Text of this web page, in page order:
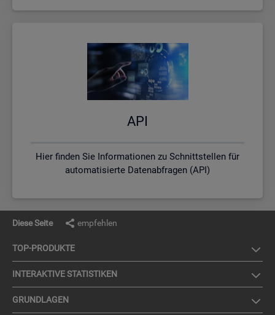
API
Hier finden Sie Informationen zu Schnittstellen für
automatisierte Datenabfragen (API)
Diese Seite empfehlen
TOP-PRO­DUK­TE
IN­TER­AK­TI­VE STA­TIS­TI­KEN
GRUND­LA­GEN